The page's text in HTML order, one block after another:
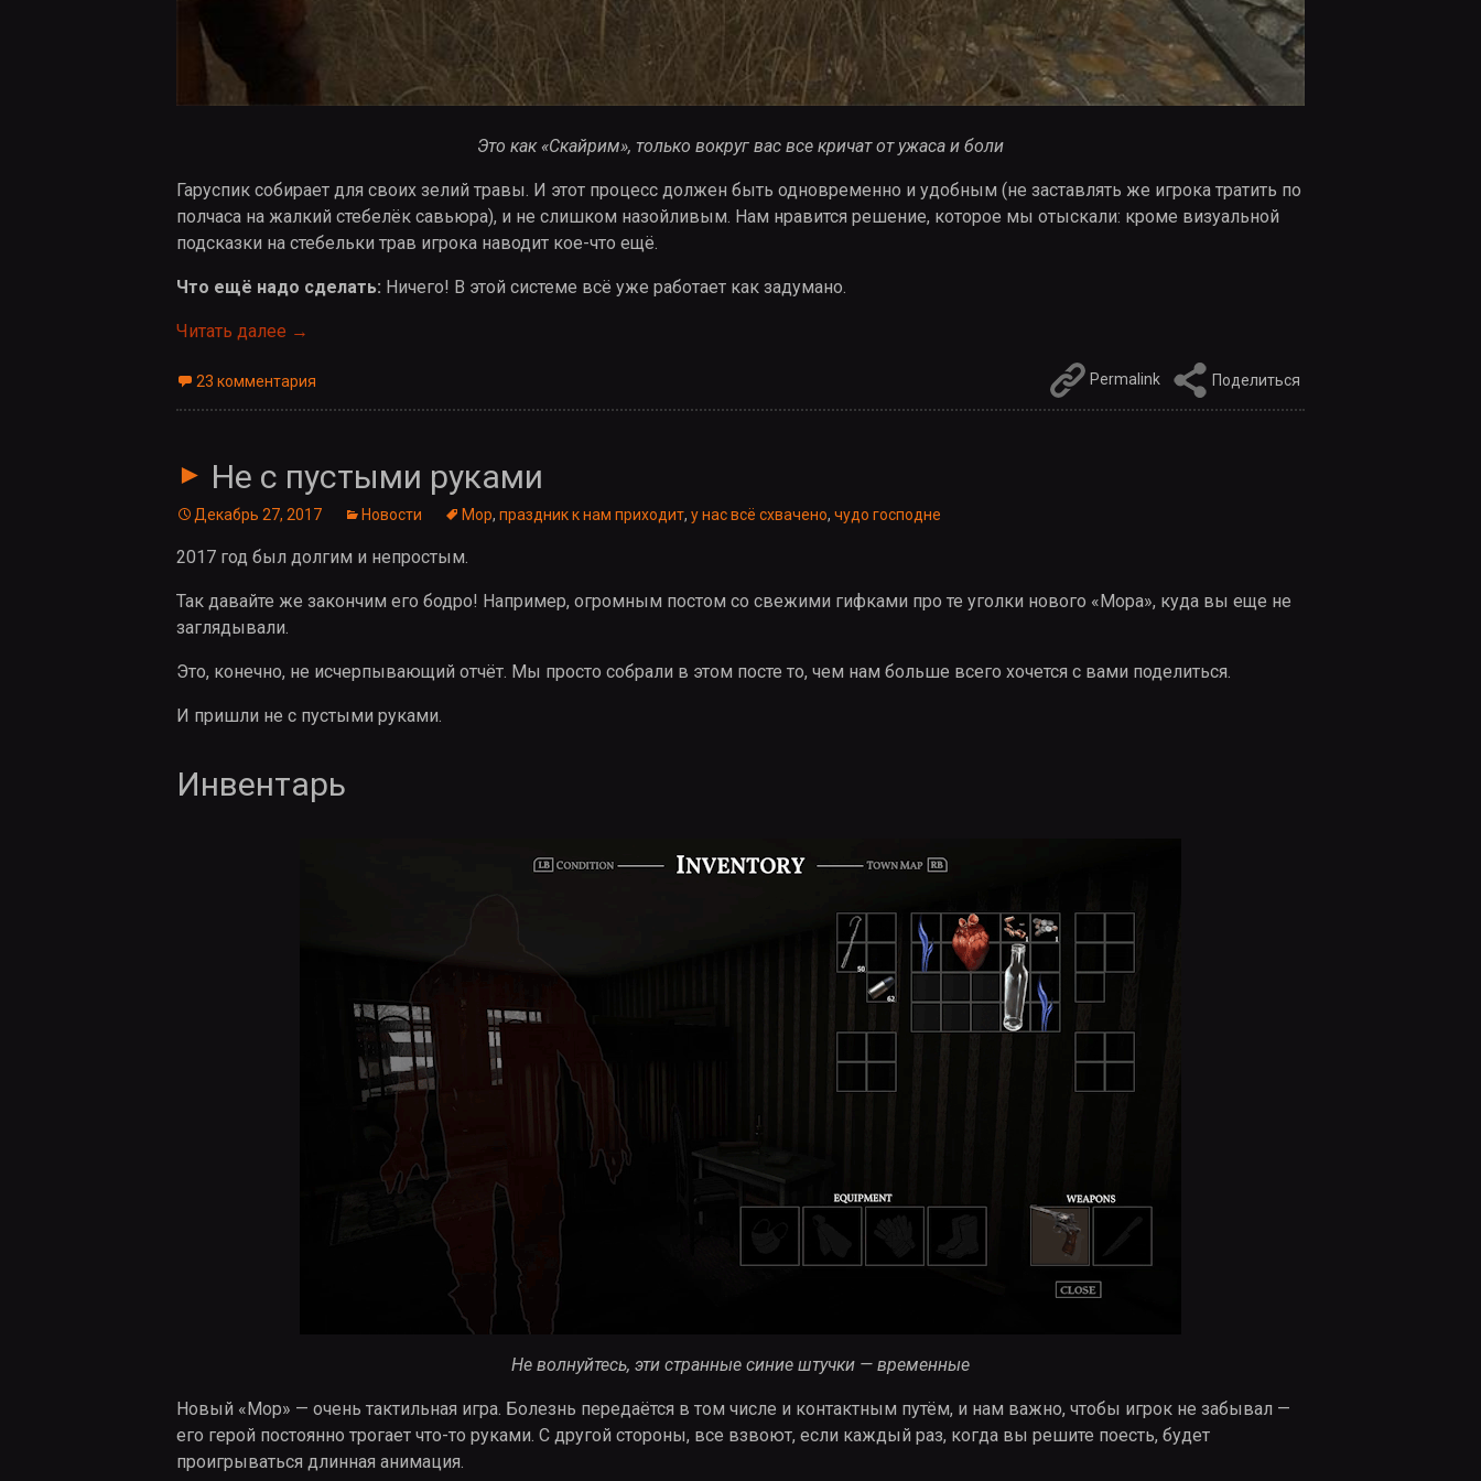
Это как «Скайрим», только вокруг вас все кричат от ужаса и боли
Гаруспик собирает для своих зелий травы. И этот процесс должен быть одновременно и удобным (не заставлять же игрока тратить по
полчаса на жалкий стебелёк савьюра), и не слишком назойливым. Нам нравится решение, которое мы отыскали: кроме визуальной
подсказки на стебельки трав игрока наводит кое-что ещё.
Что ещё надо сделать: Ничего! В этой системе всё уже работает как задумано.
Читать далее Отчёт о состоянии нового «Мора» (апрельский)
→
23 комментария Permalink
► Не с пустыми руками
Декабрь 27, 2017 Новости Мор, праздник к нам приходит, у нас всё схвачено, чудо господне
2017 год был долгим и непростым.
Так давайте же закончим его бодро! Например, огромным постом со свежими гифками про те уголки нового «Мора», куда вы еще не
заглядывали.
Это, конечно, не исчерпывающий отчёт. Мы просто собрали в этом посте то, чем нам больше всего хочется с вами поделиться.
И пришли не с пустыми руками.
Инвентарь
Не волнуйтесь, эти странные синие штучки — временные
Новый «Мор» — очень тактильная игра. Болезнь передаётся в том числе и контактным путём, и нам важно, чтобы игрок не забывал —
его герой постоянно трогает что-то руками. С другой стороны, все взвоют, если каждый раз, когда вы решите поесть, будет
проигрываться длинная анимация.